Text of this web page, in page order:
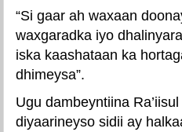
“Si gaar ah waxaan
waxgaradka iyo
iska kaashataan ka
dhimeysa”.
Ugu dambeyntiina
diyaarineyso sidii ay